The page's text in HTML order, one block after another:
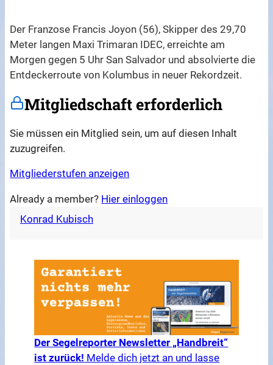
Der Franzose Francis Joyon (56), Skipper des 29,70
Meter langen Maxi Trimaran IDEC, erreichte am
Morgen gegen 5 Uhr San Salvador und absolvierte die
Entdeckerroute von Kolumbus in neuer Rekordzeit.
Mitgliedschaft erforderlich
Sie müssen ein Mitglied sein, um auf diesen Inhalt
zuzugreifen.
Mitgliederstufen anzeigen
Already a member? Hier einloggen
Konrad Kubisch
Der Segelreporter Newsletter „Handbreit“
ist zurück! Melde dich jetzt an und lasse